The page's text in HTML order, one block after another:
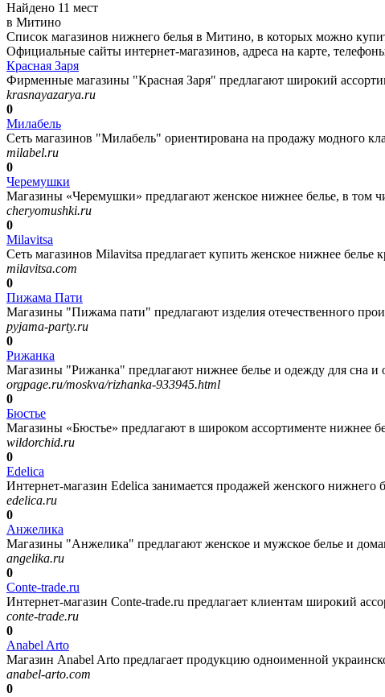
Найдено 11 мест
в Митино
Список магазинов нижнего белья в Митино, в которых можно
Официальные сайты интернет-магазинов, адреса на карте,
Красная Заря
Фирменные магазины "Красная Заря" предлагают широкий
krasnayazarya.ru
0
Милабель
Сеть магазинов "Милабель" ориентирована на продажу модного
milabel.ru
0
Черемушки
Магазины «Черемушки» предлагают женское нижнее белье, в том
cheryomushki.ru
0
Milavitsa
Сеть магазинов Milavitsa предлагает купить женское нижнее белье
milavitsa.com
0
Пижама Пати
Магазины "Пижама пати" предлагают изделия отечественного
pyjama-party.ru
0
Рижанка
Магазины "Рижанка" предлагают нижнее белье и одежду для сна и
orgpage.ru/moskva/rizhanka-933945.html
0
Бюстье
Магазины «Бюстье» предлагают в широком ассортименте нижнее
wildorchid.ru
0
Edelica
Интернет-магазин Edelica занимается продажей женского нижнего
edelica.ru
0
Анжелика
Магазины "Анжелика" предлагают женское и мужское белье и
angelika.ru
0
Conte-trade.ru
Интернет-магазин Conte-trade.ru предлагает клиентам широкий
conte-trade.ru
0
Anabel Arto
Магазин Anabel Arto предлагает продукцию одноименной
anabel-arto.com
0